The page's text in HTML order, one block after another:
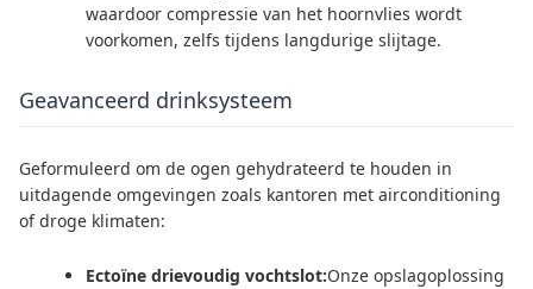
waardoor compressie van het hoornvlies wordt
voorkomen, zelfs tijdens langdurige slijtage.
Geavanceerd drinksysteem
Geformuleerd om de ogen gehydrateerd te houden in
uitdagende omgevingen zoals kantoren met airconditioning
of droge klimaten:
Ectoïne drievoudig vochtslot:Onze opslagoplossing